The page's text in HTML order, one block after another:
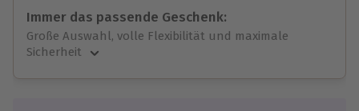
Immer das passende Geschenk:
Große Auswahl, volle Flexibilität und maximale
Sicherheit